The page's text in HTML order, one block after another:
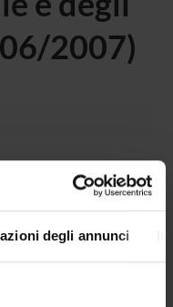
degli annunci
2007)
degli enti locali.